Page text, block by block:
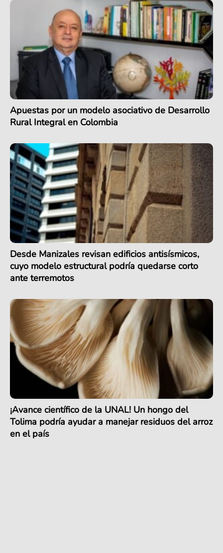
Apuestas por un modelo asociativo de Desarrollo
Rural Integral en Colombia
Desde Manizales revisan edificios antisísmicos,
cuyo modelo estructural podría quedarse corto
ante terremotos
¡Avance científico de la UNAL! Un hongo del
Tolima podría ayudar a manejar residuos del arroz
en el país